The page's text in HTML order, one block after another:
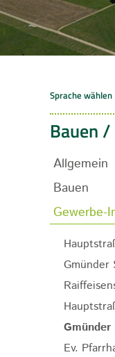
Bauen
Allgemein
Bauen
Gewerbe-
Gmünder
Gmünder
Ev.